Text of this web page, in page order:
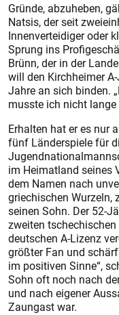
Gründe, abzuheben,
Natsis, der seit
Innenverteidiger oder
Sprung ins
Brünn, der in der
will den Kirchheimer
Jahre an sich binden.
musste ich nicht lange
Erhalten hat er es nur
fünf Länderspiele für
im Heimatland seines
dem Namen nach
griechischen Wurzeln,
seinen Sohn. Der 52-
zweiten
deutschen A-Lizenz
größter Fan und
im positiven Sinne“,
Sohn oft noch nach
und nach eigener
Zaungast war.